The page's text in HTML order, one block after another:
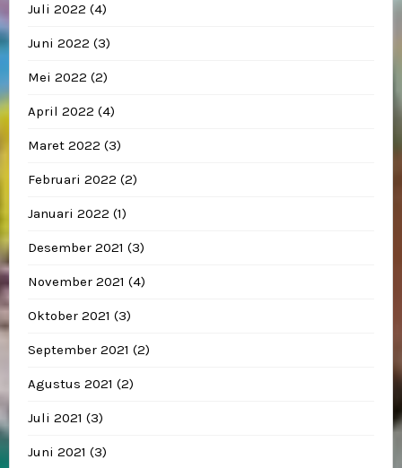
Juli 2022 (4)
Juni 2022 (3)
Mei 2022 (2)
April 2022 (4)
Maret 2022 (3)
Februari 2022 (2)
Januari 2022 (1)
Desember 2021 (3)
November 2021 (4)
Oktober 2021 (3)
September 2021 (2)
Agustus 2021 (2)
Juli 2021 (3)
Juni 2021 (3)